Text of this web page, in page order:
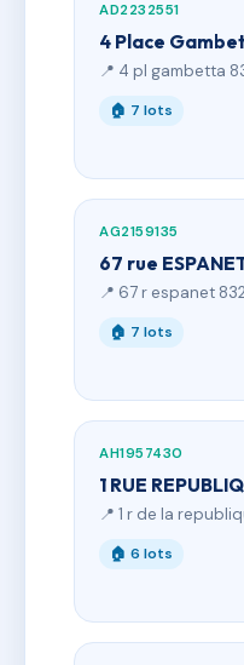
AD2232551
4 Place
📍 4 pl gambetta
🏠 7 lots
AG2159135
67 rue
📍 67 r espanet
🏠 7 lots
AH1957430
1 RUE
📍 1 r de la
🏠 6 lots